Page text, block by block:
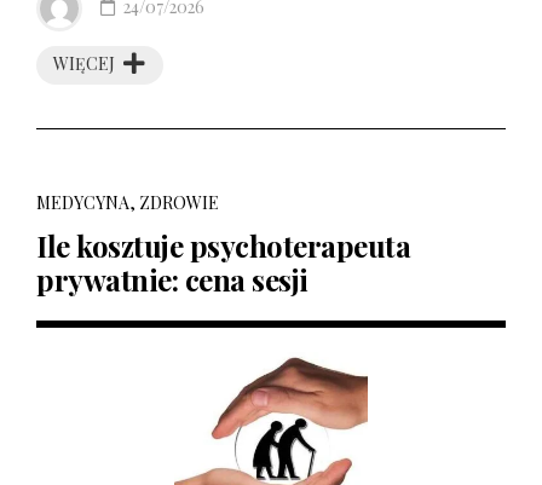
WIĘCEJ
24/07/2026
MEDYCYNA, ZDROWIE
Ile kosztuje psychoterapeuta
prywatnie: cena sesji